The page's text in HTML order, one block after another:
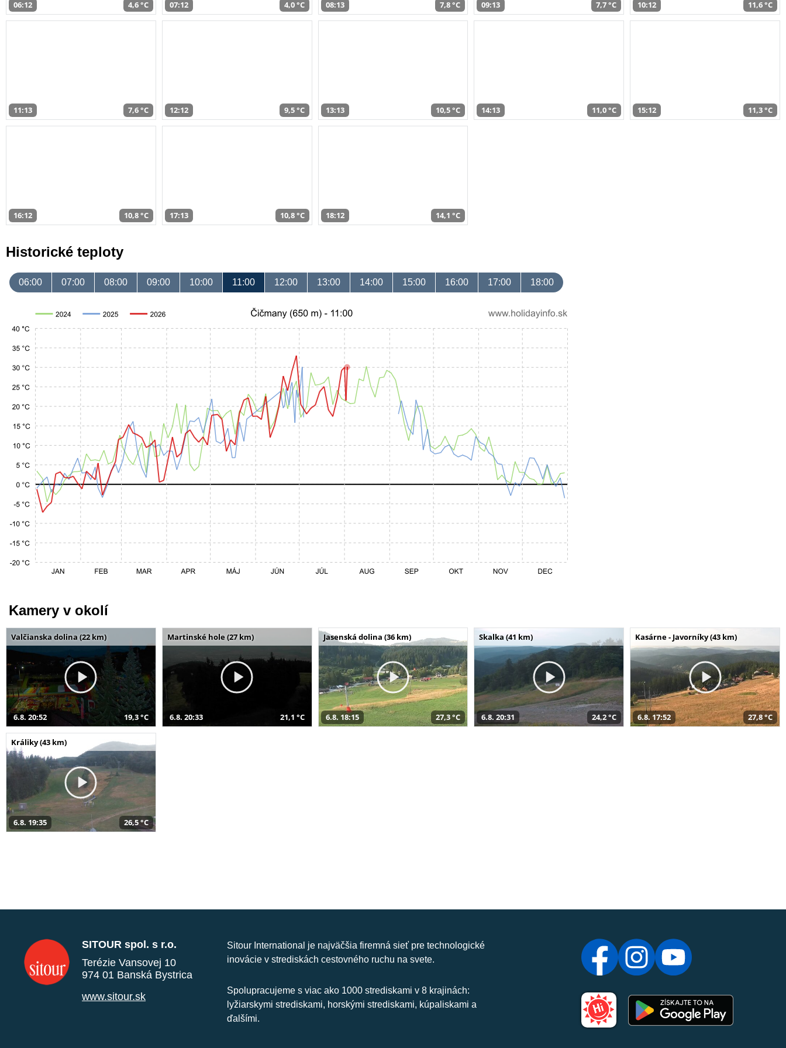
06:12 4,6 °C 07:12 4,0 °C 08:13 7,8 °C 09:13 7,7 °C 10:12 11,6 °C
11:13 7,6 °C 12:12 9,5 °C 13:13 10,5 °C 14:13 11,0 °C 15:12 11,3 °C
16:12 10,8 °C 17:13 10,8 °C 18:12 14,1 °C
Historické teploty
06:00 07:00 08:00 09:00 10:00 11:00 12:00 13:00 14:00 15:00 16:00 17:00 18:00
Kamery v okolí
Valčianska dolina (22 km)
6.8. 20:52 19,3 °C
Martinské hole (27 km)
6.8. 20:33 21,1 °C
Jasenská dolina (36 km)
6.8. 18:15 27,3 °C
Skalka (41 km)
6.8. 20:31 24,2 °C
Kasárne - Javorníky (43 km)
6.8. 17:52 27,8 °C
Králiky (43 km)
6.8. 19:35 26,5 °C
SITOUR spol. s r.o.
Terézie Vansovej 10
974 01 Banská Bystrica
www.sitour.sk
Sitour International je najväčšia firemná sieť pre technologické
inovácie v strediskách cestovného ruchu na svete.
Spolupracujeme s viac ako 1000 strediskami v 8 krajinách:
lyžiarskymi strediskami, horskými strediskami, kúpaliskami a
ďalšími.